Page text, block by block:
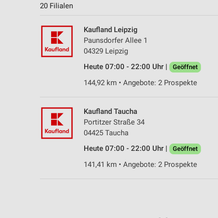
20 Filialen
Kaufland Leipzig
Paunsdorfer Allee 1
04329 Leipzig
Heute 07:00 - 22:00 Uhr |
Geöffnet
144,92 km • Angebote: 2 Prospekte
Kaufland Taucha
Portitzer Straße 34
04425 Taucha
Heute 07:00 - 22:00 Uhr |
Geöffnet
141,41 km • Angebote: 2 Prospekte